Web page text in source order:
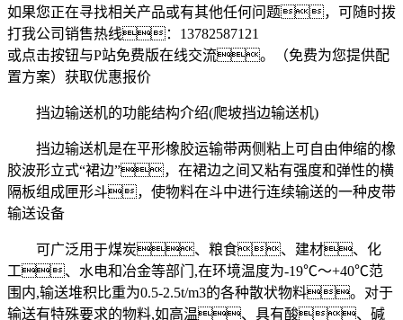
如果您正在寻找相关产品或有其他任何问题，可随时拨
打我公司销售热线： 13782587121
或点击按钮与P站免费版在线交流。（免费为您提供配
置方案） 获取优惠报价
挡边输送机的功能结构介绍(爬坡挡边输送机)
挡边输送机是在平形橡胶运输带两侧粘上可自由伸缩的橡
胶波形立式“裙边”，在裙边之间又粘有强度和弹性的横
隔板组成匣形斗，使物料在斗中进行连续输送的一种皮带
输送设备
可广泛用于煤炭、粮食、建材、化
工、水电和冶金等部门,在环境温度为-19℃～+40℃范
围内,输送堆积比重为0.5-2.5t/m3的各种散状物料。对于
输送有特殊要求的物料,如高温、具有酸、碱